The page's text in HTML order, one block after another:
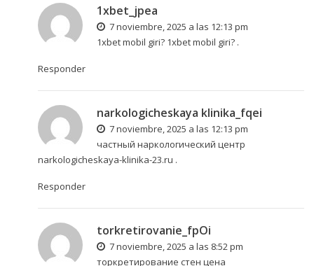
1xbet_jpea
7 noviembre, 2025 a las 12:13 pm
1xbet mobil giri? 1xbet mobil giri?.
Responder
narkologicheskaya klinika_fqei
7 noviembre, 2025 a las 12:13 pm
частный наркологический центр
narkologicheskaya-klinika-23.ru .
Responder
torkretirovanie_fpOi
7 noviembre, 2025 a las 8:52 pm
торкретирование стен цена